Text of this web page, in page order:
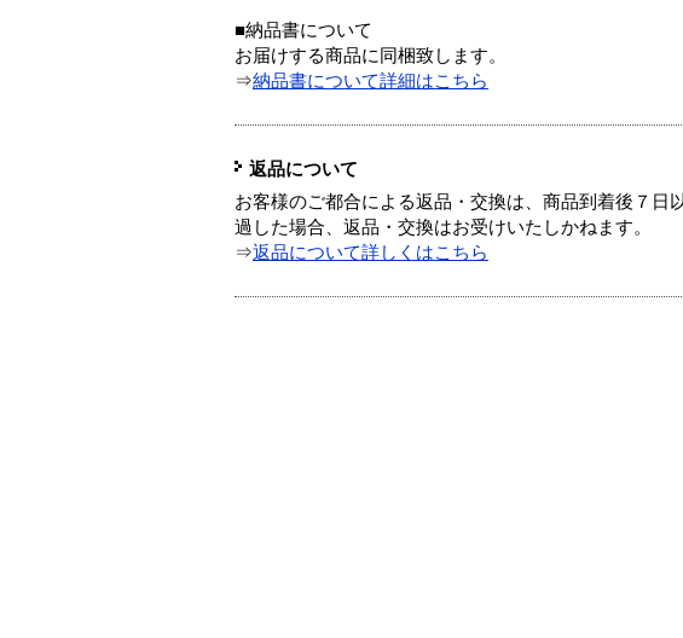
■納品書について
お届けする商品に同梱致します。
⇒納品書について詳細はこちら
返品について
お客様のご都合による返品・交換は、商品到着後７
過した場合、返品・交換はお受けいたしかねます。
⇒返品について詳しくはこちら